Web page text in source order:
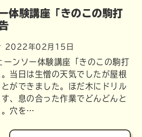
体験講座「きのこの駒打
2022年02月15日
ンソー体験講座「きのこの駒打
当日は生憎の天気でしたが屋根
ができました。ほだ木にドリル
、息の合った作業でどんどんと
。穴を…